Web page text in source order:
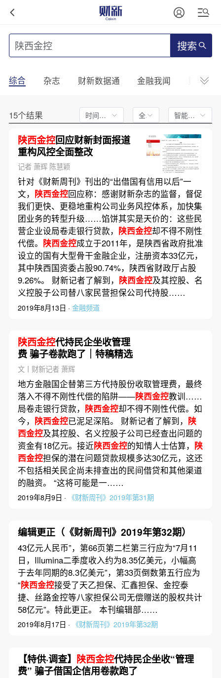
搜索
综合 杂志 财新数据通 金融我闻 财新
15个结果 时间不限 全文 智能排序
陕西金控回应财新封面报道
重构风控全面整改
记者 萧辉 陈慧颖
针对《财新周刊》刊出的“出借国有信用以后”一
文， 陕西金控回应称：感谢财新杂志的监督，督促
我们更快、更稳地重构公司业务风控体系，加快集
团业务的转型升级……馅饼其实是天价的：这些民
营企业设局卷走银行贷款， 陕西金控却不得不刚性
代偿。 陕西金控成立于2011年，是陕西省政府批准
设立的国有大型骨干金融企业，注册资本33亿元，
其中陕西国资委占股90.74%，陕西省财政厅占股
9.26%。 财新记者了解到， 陕西金控及其控股、名
义控股子公司替八家民营担保公司代持股……
2019年8月13日 · 金融频道
陕西金控代持民企坐收管理
费 骗子卷款跑了｜特稿精选
文丨财新记者 萧辉
地方金融国企替第三方代持股份收取管理费，最终
落入不得不刚性代偿的陷阱——陕西金控教训……
局卷走银行贷款， 陕西金控却不得不刚性代偿。如
今， 陕西金控已泥足深陷。 财新记者了解到， 陕
西金控及其控股、名义控股子公司已经查出问题的
资金有18亿元。接近陕西金控的知情人士估算， 陕
西金控担保的潜在问题贷款规模多达30亿元，这还
不包括相关民企尚未排查出的民间借贷和其他渠道
的融资。 “这将可能是一……
2019年8月9日 · 《财新周刊》2019年第31期
编辑更正（《财新周刊》2019年第32期）
43亿元人民币”，第66页第二栏第三行应为“7月11
日，Illumina二季度收入约为8.35亿美元，小幅高
于去年同期的8.3亿美元”，第33页倒数第五行应为
“陕西金控接受了天乙担保、汇鑫担保、金控泰
捷、丝路金控等八家担保公司无偿赠送的股权共计
58亿元”。特此更正。 本刊编辑部……
2019年8月17日 · 《财新周刊》2019年第32期
【特供·调查】 陕西金控代持民企坐收“管理
费” 骗子借国企信用卷款跑了